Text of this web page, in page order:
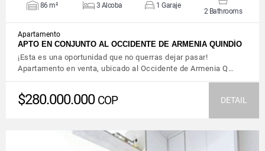
86 m² 3 Alcoba 1 Garaje
2 Bathrooms
Apartamento
APTO EN CONJUNTO AL OCCIDENTE DE ARMENIA QUINDÍO
¡Esta es una oportunidad que no querras dejar pasar!
Apartamento en venta, ubicado al Occidente de Armenia Q…
$280.000.000 COP DETAIL